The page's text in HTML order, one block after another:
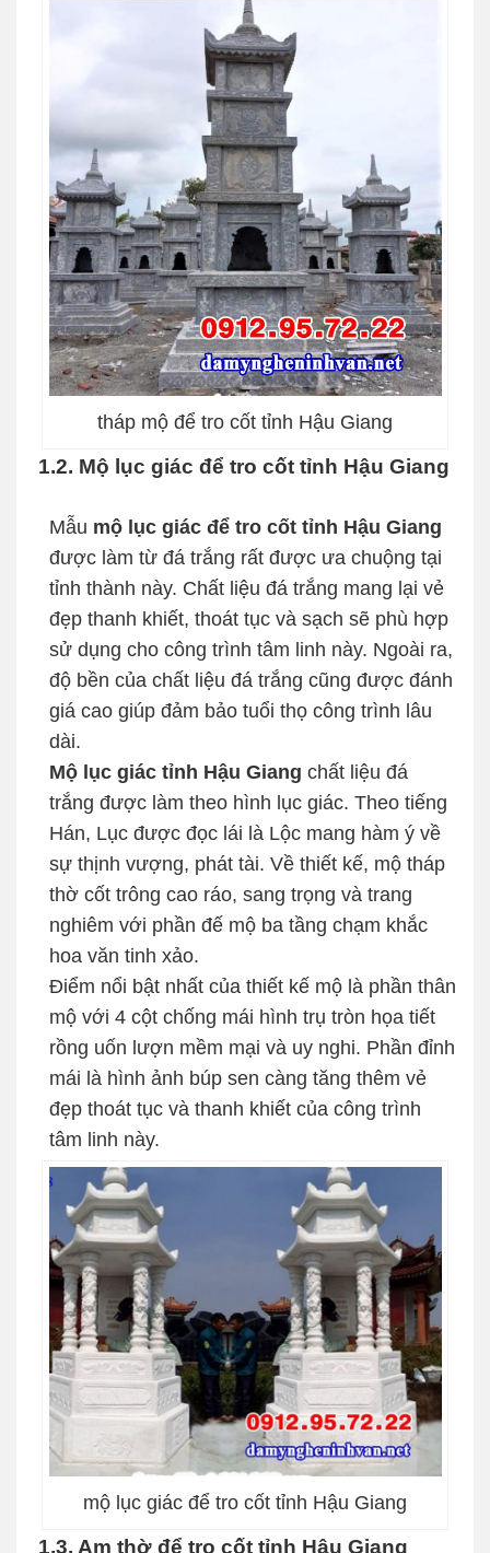
tháp mộ để tro cốt tỉnh Hậu Giang
1.2. Mộ lục giác để tro cốt tỉnh Hậu Giang
Mẫu mộ lục giác để tro cốt tỉnh Hậu Giang
được làm từ đá trắng rất được ưa chuộng tại
tỉnh thành này. Chất liệu đá trắng mang lại vẻ
đẹp thanh khiết, thoát tục và sạch sẽ phù hợp
sử dụng cho công trình tâm linh này. Ngoài ra,
độ bền của chất liệu đá trắng cũng được đánh
giá cao giúp đảm bảo tuổi thọ công trình lâu
dài.
Mộ lục giác tỉnh Hậu Giang chất liệu đá
trắng được làm theo hình lục giác. Theo tiếng
Hán, Lục được đọc lái là Lộc mang hàm ý về
sự thịnh vượng, phát tài. Về thiết kế, mộ tháp
thờ cốt trông cao ráo, sang trọng và trang
nghiêm với phần đế mộ ba tầng chạm khắc
hoa văn tinh xảo.
Điểm nổi bật nhất của thiết kế mộ là phần thân
mộ với 4 cột chống mái hình trụ tròn họa tiết
rồng uốn lượn mềm mại và uy nghi. Phần đỉnh
mái là hình ảnh búp sen càng tăng thêm vẻ
đẹp thoát tục và thanh khiết của công trình
tâm linh này.
mộ lục giác để tro cốt tỉnh Hậu Giang
1.3. Am thờ để tro cốt tỉnh Hậu Giang